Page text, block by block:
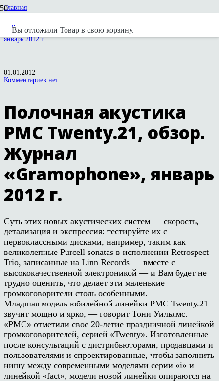
Вы отложили Товар в свою корзину.
Главная
PMC
Полочная акустика PMC Twenty.21, обзор. Журнал «Gramophone»,
январь 2012 г.
01.01.2012
Комментариев нет
Полочная акустика
PMC Twenty.21, обзор.
Журнал
«Gramophone», январь
2012 г.
Суть этих новых акустических систем — скорость,
детализация и экспрессия: тестируйте их с
первоклассными дисками, например, таким как
великолепные Purcell sonatas в исполнении Retrospect
Trio, записанные на Linn Records — вместе с
высококачественной электроникой — и Вам будет не
трудно оценить, что делает эти маленькие
громкоговорители столь особенными.
Младшая модель юбилейной линейки PMC Twenty.21
звучит мощно и ярко, — говорит Тони Уильямс.
«PMC» отметили свое 20-летие праздничной линейкой
громкоговорителей, серией «Twenty». Изготовленные
после консультаций с дистрибьюторами, продавцами и
пользователями и спроектированные, чтобы заполнить
нишу между современными моделями серии «i» и
линейкой «fact», модели новой линейки опираются на